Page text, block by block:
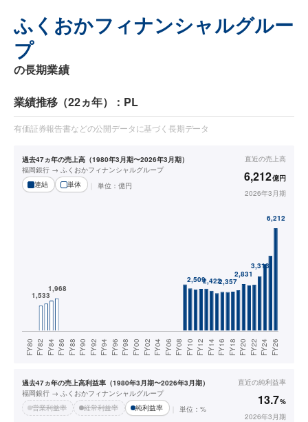
ふくおかフィナンシャルグルー
プ
の長期業績
業績推移（22ヵ年）：PL
有価証券報告書などの公開データに基づく長期データ
過去47ヵ年の売上高（1980年3月期〜2026年3月期）
福岡銀行 → ふくおかフィナンシャルグループ
連結
単体 単位： 億円
直近の売上高
6,212億円
2026年3月期
過去47ヵ年の売上高利益率（1980年3月期〜2026年3月期）
福岡銀行 → ふくおかフィナンシャルグループ
営業利益率
経常利益率 純利益率 単位：%
直近の純利益率
13.7%
2026年3月期